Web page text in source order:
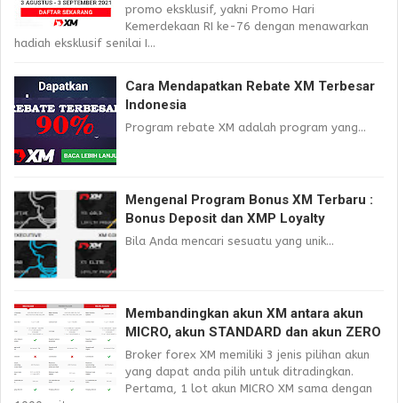
promo eksklusif, yakni Promo Hari
Kemerdekaan RI ke-76 dengan menawarkan
hadiah eksklusif senilai I...
Cara Mendapatkan Rebate XM Terbesar
Indonesia
Program rebate XM adalah program yang...
Mengenal Program Bonus XM Terbaru :
Bonus Deposit dan XMP Loyalty
Bila Anda mencari sesuatu yang unik...
Membandingkan akun XM antara akun
MICRO, akun STANDARD dan akun ZERO
Broker forex XM memiliki 3 jenis pilihan akun
yang dapat anda pilih untuk ditradingkan.
Pertama, 1 lot akun MICRO XM sama dengan